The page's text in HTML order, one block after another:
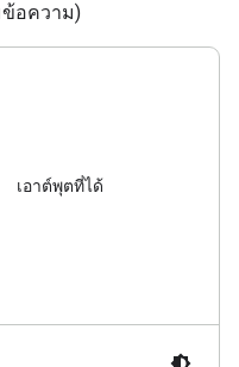
ข้อความ)
เอาต์พุตที่ได้